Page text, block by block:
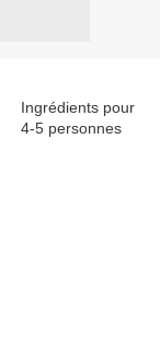
Ingrédients pour
4-5 personnes